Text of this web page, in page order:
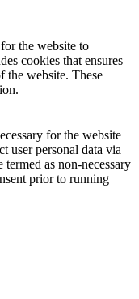
the website to
cookies that ensures
the website. These
for the website
user personal data via
termed as non-necessary
prior to running